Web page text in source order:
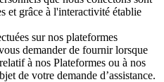
et grâce à l'interactivité établie
sur nos plateformes
demander de fournir lorsque
à nos Plateformes ou à nos
de votre demande d’assistance.